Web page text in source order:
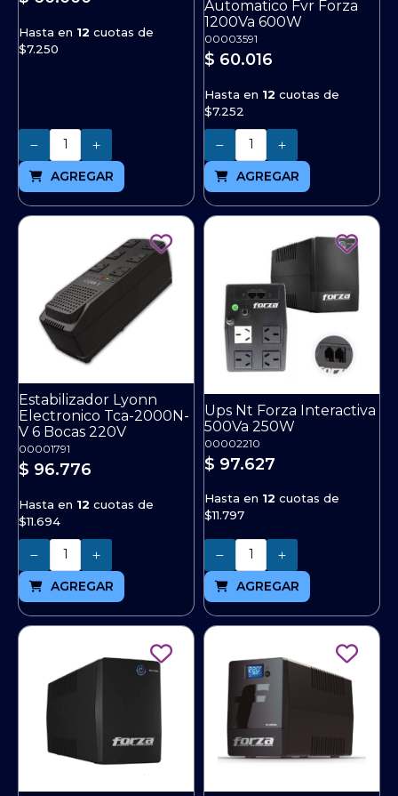
Hasta en 12 cuotas de
$7.250
Cantidad
AGREGAR
Automatico Fvr Forza
1200Va 600W
00003591
$ 60.016
Hasta en 12 cuotas de
$7.252
Cantidad
AGREGAR
Estabilizador Lyonn
Electronico Tca-2000N-
V 6 Bocas 220V
00001791
$ 96.776
Hasta en 12 cuotas de
$11.694
Cantidad
AGREGAR
Ups Nt Forza Interactiva
500Va 250W
00002210
$ 97.627
Hasta en 12 cuotas de
$11.797
Cantidad
AGREGAR